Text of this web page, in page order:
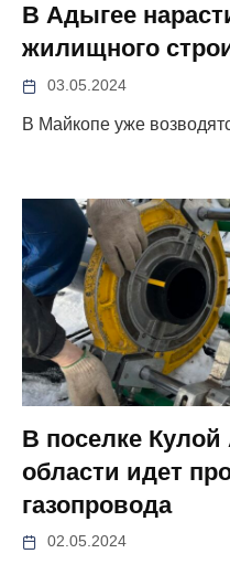
В Адыгее
жилищного
03.05.2024
В Майкопе уже
В поселке Кулой
области идет
газопровода
02.05.2024